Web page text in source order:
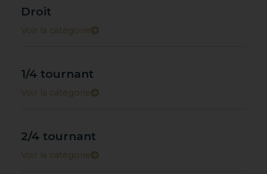
Droit
Voir la catégorie
1/4 tournant
Voir la catégorie
2/4 tournant
Voir la catégorie